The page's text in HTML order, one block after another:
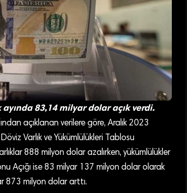
83,14 milyar dolar açık verdi.
açıklanan verilere göre, Aralık 2023
Varlık ve Yükümlülükleri Tablosu
888 milyon dolar azalırken, yükümlülükler
Açığı ise 83 milyar 137 milyon dolar olarak
873 milyon dolar arttı.